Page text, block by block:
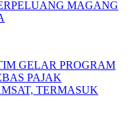
MAGANG
GELAR PROGRAM
PAJAK
TERMASUK